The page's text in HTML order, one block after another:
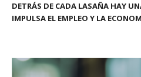
DETRÁS DE CADA LASAÑA HAY
IMPULSA EL EMPLEO Y LA